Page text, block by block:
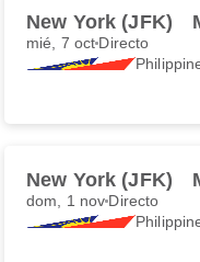
New York (JFK)
mié, 7 oct Directo
New York (JFK)
dom, 1 nov Directo